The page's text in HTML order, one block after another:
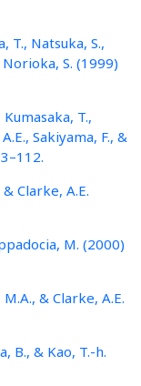
T., Natsuka, S.,
Norioka, S. (1999)
T.,
Sakiyama, F., &
Clarke, A.E.
M. (2000)
& Clarke, A.E.
B., & Kao, T.-h.